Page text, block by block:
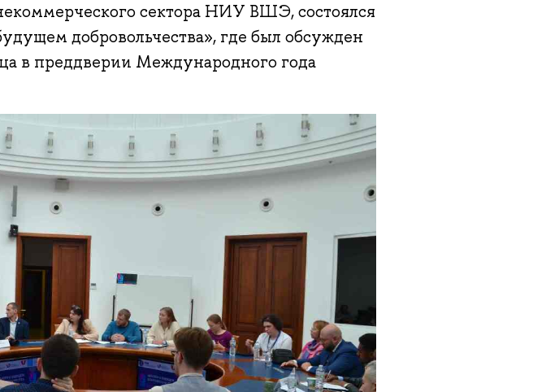
сектора НИУ ВШЭ, состоялся
добровольчества», где был обсужден
в преддверии Международного года